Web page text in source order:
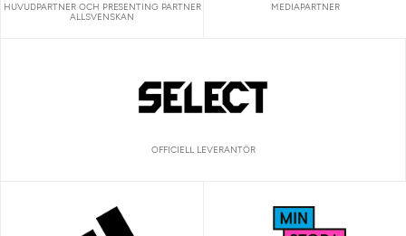
HUVUDPARTNER OCH PRESENTING PARTNER
ALLSVENSKAN
MEDIAPARTNER
OFFICIELL LEVERANTÖR